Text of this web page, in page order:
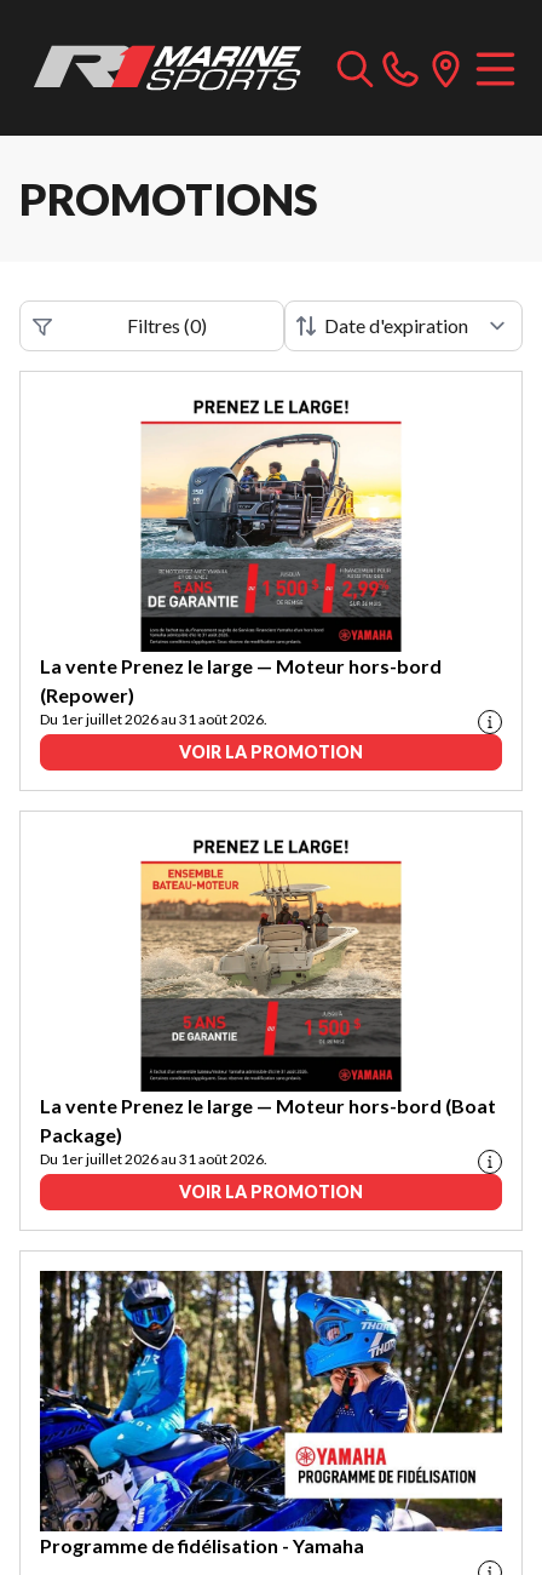
PROMOTIONS
Filtres (0)
La vente Prenez le large — Moteur hors-bord
(Repower)
Du 1er juillet 2026 au 31 août 2026.
VOIR LA PROMOTION
La vente Prenez le large — Moteur hors-bord (Boat
Package)
Du 1er juillet 2026 au 31 août 2026.
VOIR LA PROMOTION
Programme de fidélisation - Yamaha